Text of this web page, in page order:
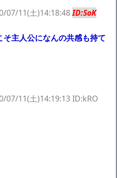
07/11(土)14:18:48ID:SoK
主人公になんの共感も持て
07/11(土)14:19:13 ID:kRO